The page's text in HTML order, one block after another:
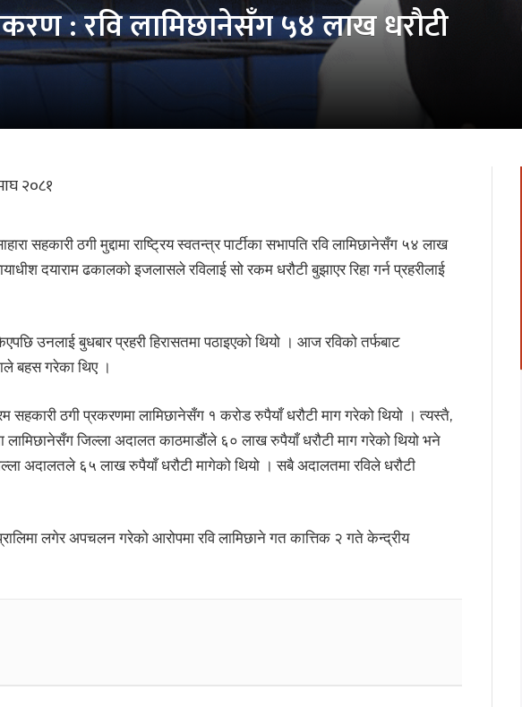
: रवि लामिछानेसँग ५४ लाख धरौटी
२०८१
सहकारी ठगी मुद्दामा राष्ट्रिय स्वतन्त्र पार्टीका सभापति रवि लामिछानेसँग ५४ लाख
दयाराम ढकालको इजलासले रविलाई सो रकम धरौटी बुझाएर रिहा गर्न प्रहरीलाई
उनलाई बुधबार प्रहरी हिरासतमा पठाइएको थियो । आज रविको तर्फबाट
बहस गरेका थिए ।
ठगी प्रकरणमा लामिछानेसँग १ करोड रुपैयाँ धरौटी माग गरेको थियो । त्यस्तै,
लामिछानेसँग जिल्ला अदालत काठमाडौंले ६० लाख रुपैयाँ धरौटी माग गरेको थियो भने
अदालतले ६५ लाख रुपैयाँ धरौटी मागेको थियो । सबै अदालतमा रविले धरौटी
लगेर अपचलन गरेको आरोपमा रवि लामिछाने गत कात्तिक २ गते केन्द्रीय